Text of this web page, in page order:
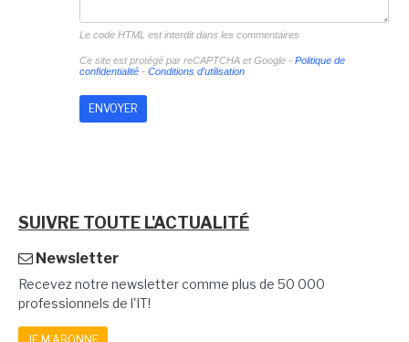
Le code HTML est interdit dans les commentaires
Ce site est protégé par reCAPTCHA et Google - Politique de
confidentialité- Conditions d'utilisation
SUIVRE TOUTE L'ACTUALITÉ
Newsletter
Recevez notre newsletter comme plus de 50 000
professionnels de l'IT!